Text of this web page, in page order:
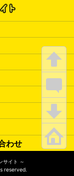
わせ
サイト ～
reserved.